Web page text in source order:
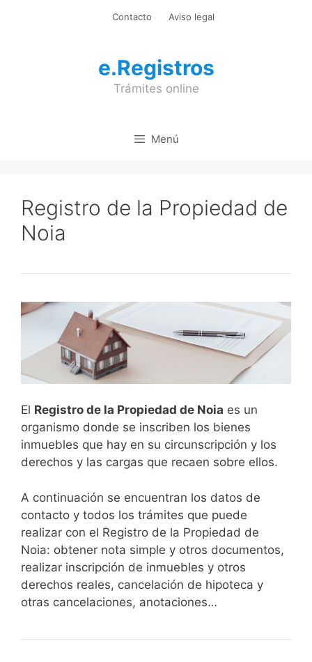
Contacto Aviso legal
e.Registros
Trámites online
Menú
Registro de la Propiedad de
Noia
El Registro de la Propiedad de Noia es un
organismo donde se inscriben los bienes
inmuebles que hay en su circunscripción y los
derechos y las cargas que recaen sobre ellos.
A continuación se encuentran los datos de
contacto y todos los trámites que puede
realizar con el Registro de la Propiedad de
Noia: obtener nota simple y otros documentos,
realizar inscripción de inmuebles y otros
derechos reales, cancelación de hipoteca y
otras cancelaciones, anotaciones…